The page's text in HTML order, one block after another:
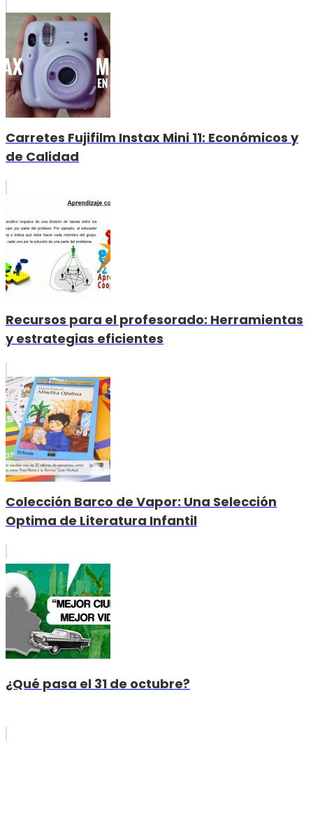
Carretes Fujifilm Instax Mini 11: Económicos y
de Calidad
Recursos para el profesorado: Herramientas
y estrategias eficientes
Colección Barco de Vapor: Una Selección
Optima de Literatura Infantil
¿Qué pasa el 31 de octubre?